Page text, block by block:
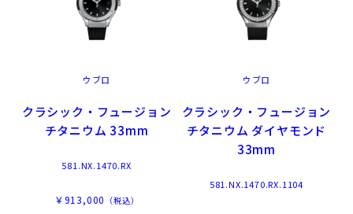
ウブロ
クラシック・フュージョン
チタニウム 33mm
581.NX.1470.RX
￥913,000 （税込）
ウブロ
クラシック・フュージョン
チタニウム ダイヤモンド
33mm
581.NX.1470.RX.1104